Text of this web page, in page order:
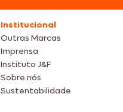
Institucional
Outras Marcas
Imprensa
Instituto J&F
Sobre nós
Sustentabilidade